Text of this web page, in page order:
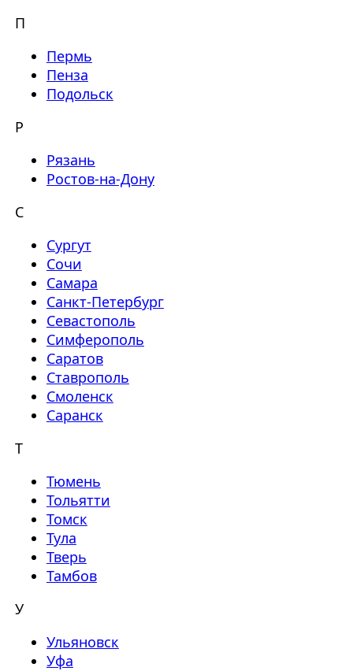
П
Пермь
Пенза
Подольск
Р
Рязань
Ростов-на-Дону
С
Сургут
Сочи
Самара
Санкт-Петербург
Севастополь
Симферополь
Саратов
Ставрополь
Смоленск
Саранск
Т
Тюмень
Тольятти
Томск
Тула
Тверь
Тамбов
У
Ульяновск
Уфа